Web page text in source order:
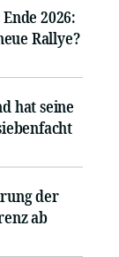
2026:
Rallye?
hat seine
der
ab